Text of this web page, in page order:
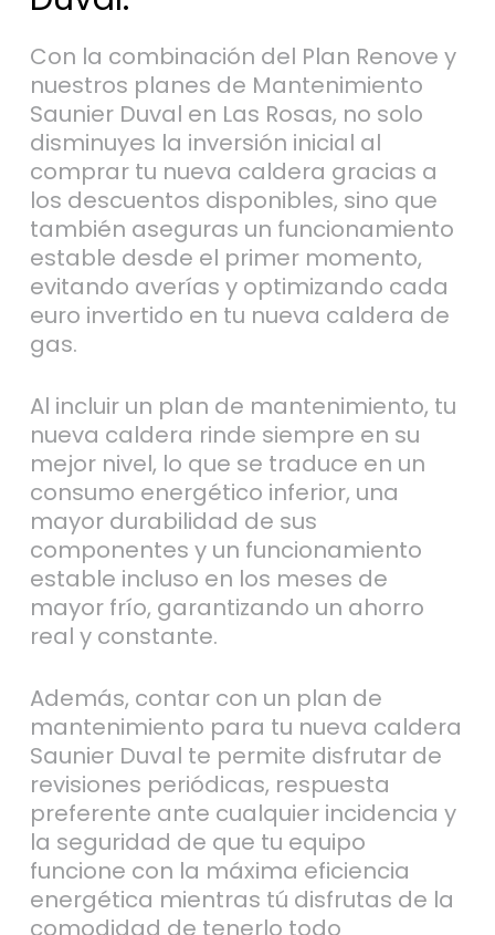
Con la combinación del Plan Renove y
nuestros planes de Mantenimiento
Saunier Duval en Las Rosas, no solo
disminuyes la inversión inicial al
comprar tu nueva caldera gracias a
los descuentos disponibles, sino que
también aseguras un funcionamiento
estable desde el primer momento,
evitando averías y optimizando cada
euro invertido en tu nueva caldera de
gas.
Al incluir un plan de mantenimiento, tu
nueva caldera rinde siempre en su
mejor nivel, lo que se traduce en un
consumo energético inferior, una
mayor durabilidad de sus
componentes y un funcionamiento
estable incluso en los meses de
mayor frío, garantizando un ahorro
real y constante.
Además, contar con un plan de
mantenimiento para tu nueva caldera
Saunier Duval te permite disfrutar de
revisiones periódicas, respuesta
preferente ante cualquier incidencia y
la seguridad de que tu equipo
funcione con la máxima eficiencia
energética mientras tú disfrutas de la
comodidad de tenerlo todo
controlado y sin sobresaltos.